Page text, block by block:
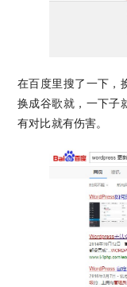
在百度里搜了一下，
换成谷歌就，一下子
有对比就有伤害。